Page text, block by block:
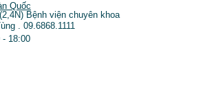
Quốc
(2,4N) Bệnh viện chuyên khoa
. 09.6868.1111
- 18:00